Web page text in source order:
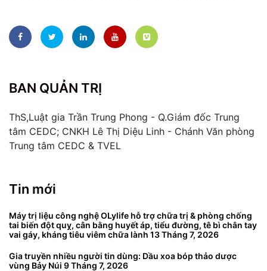
BAN QUẢN TRỊ
ThS,Luật gia Trần Trung Phong - Q.Giám đốc Trung
tâm CEDC; CNKH Lê Thị Diệu Linh - Chánh Văn phòng
Trung tâm CEDC & TVEL
Tin mới
Máy trị liệu công nghệ OLylife hỗ trợ chữa trị & phòng chống
tai biến đột quỵ, cân bằng huyết áp, tiểu đường, tê bì chân tay
vai gáy, kháng tiêu viêm chữa lành 13 Tháng 7, 2026
Gia truyền nhiều người tin dùng: Dầu xoa bóp thảo dược
vùng Bảy Núi 9 Tháng 7, 2026